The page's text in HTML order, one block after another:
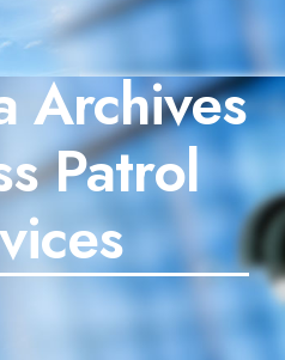
Archives
Patrol